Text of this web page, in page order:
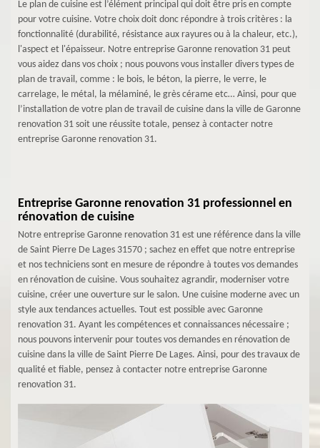
Le plan de cuisine est l’élément principal qui doit être pris en compte
pour votre cuisine. Votre choix doit donc répondre à trois critères : la
fonctionnalité (durabilité, résistance aux rayures ou à la chaleur, etc.),
l'aspect et l'épaisseur. Notre entreprise Garonne renovation 31 peut
vous aidez dans vos choix ; nous pouvons vous installer divers types de
plan de travail, comme : le bois, le béton, la pierre, le verre, le
carrelage, le métal, la mélaminé, le grès cérame etc… Ainsi, pour que
l’installation de votre plan de travail de cuisine dans la ville de Garonne
renovation 31 soit une réussite totale, pensez à contacter notre
entreprise Garonne renovation 31.
Entreprise Garonne renovation 31 professionnel en
rénovation de cuisine
Notre entreprise Garonne renovation 31 est une référence dans la ville
de Saint Pierre De Lages 31570 ; sachez en effet que notre entreprise
et nos techniciens sont en mesure de répondre à toutes vos demandes
en rénovation de cuisine. Vous souhaitez agrandir, moderniser votre
cuisine, créer une ouverture sur le salon. Une cuisine moderne avec un
style aux tendances actuelles. Tout est possible avec Garonne
renovation 31. Ayant les compétences et connaissances nécessaire ;
nous pouvons intervenir pour toutes vos demandes en rénovation de
cuisine dans la ville de Saint Pierre De Lages. Ainsi, pour des travaux de
qualité et fiable, pensez à contacter notre entreprise Garonne
renovation 31.